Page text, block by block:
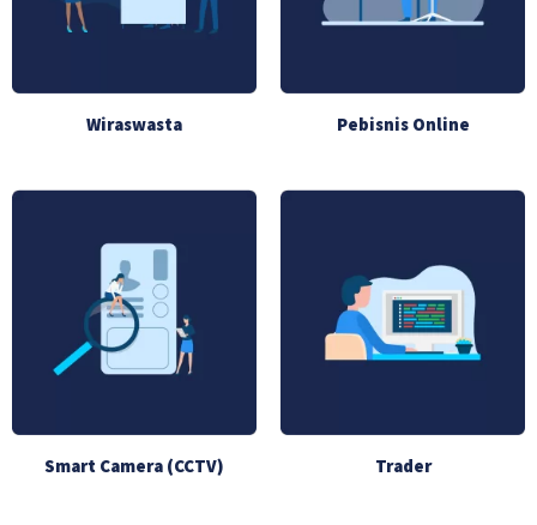
Wiraswasta Pebisnis Online
Smart Camera (CCTV) Trader